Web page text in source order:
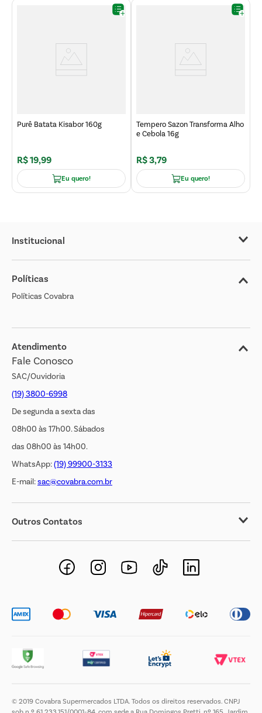
Purê Batata Kisabor 160g
R$19,99
Eu quero!
Tempero Sazon Transforma Alho
e Cebola 16g
R$3,79
Eu quero!
Institucional
Sobre o Covabra
Nossas Lojas
Cliente Bem Estar
Jornal de Ofertas
Transparência Salarial
Políticas
Políticas Covabra
Atendimento
Fale Conosco
SAC/Ouvidoria
(19) 3800-6998
De segunda a sexta das
08h00 às 17h00. Sábados
das 08h00 às 14h00.
WhatsApp:(19) 99900-3133
E-mail:sac@covabra.com.br
Outros Contatos
Negócios Imobiliários
Novos Fornecedores
© 2019 Covabra Supermercados LTDA. Todos os direitos reservados. CNPJ